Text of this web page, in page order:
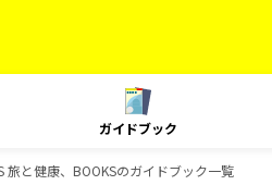
ガイドブック
と健康、BOOKSのガイドブック一覧